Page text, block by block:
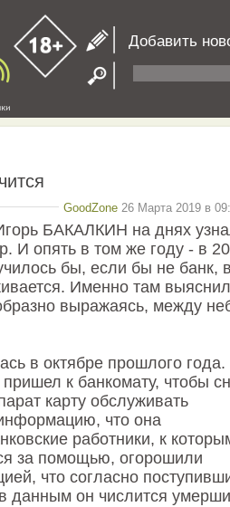
Добавить
GoodZone 26 Марта 2019 в
БАКАЛКИН на днях
И опять в том же году - в
бы, если бы не банк,
Именно там
выражаясь, между
в октябре прошлого года.
к банкомату, чтобы
карту обслуживать
что она
работники, к
за помощью, огорошили
что согласно
данным он числится